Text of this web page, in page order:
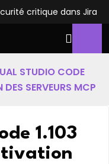
critique dans Jira
STUDIO CODE
SERVEURS MCP
1.103